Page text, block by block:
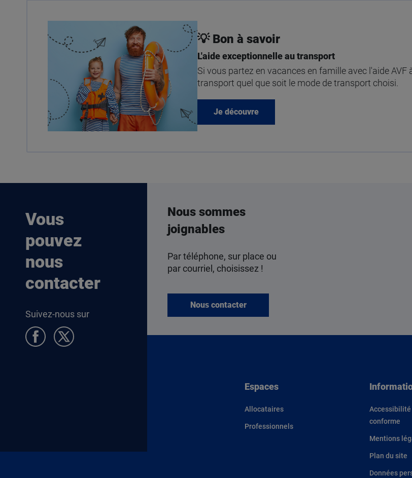
💡 Bon à savoir
L'aide exceptionnelle au transport
Si vous partez en vacances en famille avec l'aide
transport quel que soit le mode de transport choisi.
Je découvre
Vous
pouvez
nous
contacter
Suivez-nous sur
Nous sommes
joignables
Par téléphone, sur place ou
par courriel, choisissez !
Nous contacter
Espaces
Allocataires
Professionnels
conforme
Mentions
Plan du site
Données